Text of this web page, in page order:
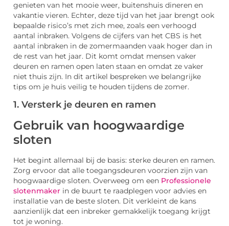
genieten van het mooie weer, buitenshuis dineren en
vakantie vieren. Echter, deze tijd van het jaar brengt ook
bepaalde risico’s met zich mee, zoals een verhoogd
aantal inbraken. Volgens de cijfers van het CBS is het
aantal inbraken in de zomermaanden vaak hoger dan in
de rest van het jaar. Dit komt omdat mensen vaker
deuren en ramen open laten staan en omdat ze vaker
niet thuis zijn. In dit artikel bespreken we belangrijke
tips om je huis veilig te houden tijdens de zomer.
1. Versterk je deuren en ramen
Gebruik van hoogwaardige
sloten
Het begint allemaal bij de basis: sterke deuren en ramen.
Zorg ervoor dat alle toegangsdeuren voorzien zijn van
hoogwaardige sloten. Overweeg om een Professionele
slotenmaker in de buurt te raadplegen voor advies en
installatie van de beste sloten. Dit verkleint de kans
aanzienlijk dat een inbreker gemakkelijk toegang krijgt
tot je woning.